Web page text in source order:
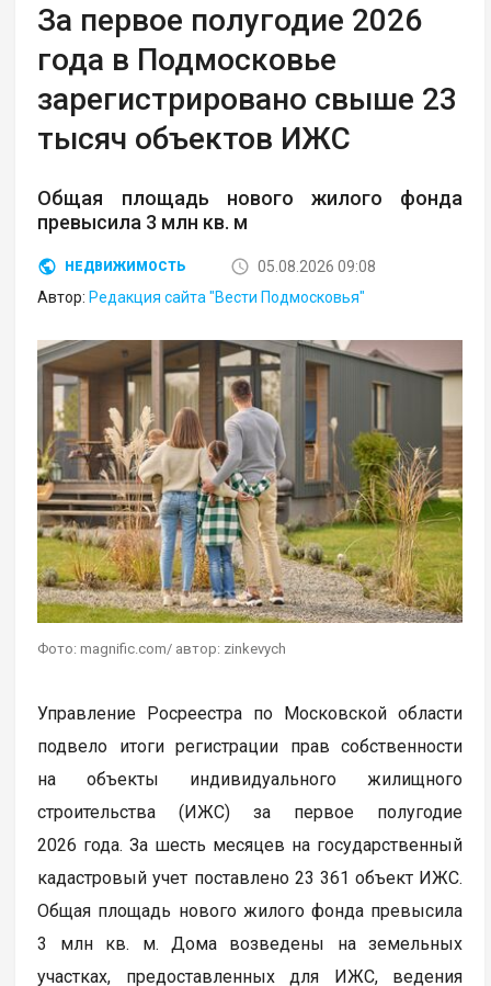
За первое полугодие 2026
года в Подмосковье
зарегистрировано свыше 23
тысяч объектов ИЖС
Общая площадь нового жилого фонда
превысила 3 млн кв. м
НЕДВИЖИМОСТЬ
05.08.2026 09:08
Автор: Редакция сайта "Вести Подмосковья"
Фото: magnific.com/ автор: zinkevych
Управление Росреестра по Московской области
подвело итоги регистрации прав собственности
на объекты индивидуального жилищного
строительства (ИЖС) за первое полугодие
2026 года. За шесть месяцев на государственный
кадастровый учет поставлено 23 361 объект ИЖС.
Общая площадь нового жилого фонда превысила
3 млн кв. м. Дома возведены на земельных
участках, предоставленных для ИЖС, ведения